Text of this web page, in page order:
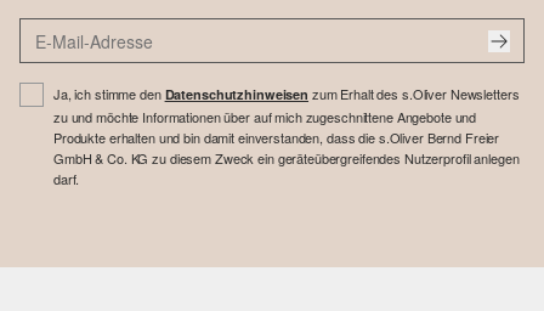
Ja, ich stimme den Datenschutzhinweisen zum Erhalt des s.Oliver Newsletters
zu und möchte Informationen über auf mich zugeschnittene Angebote und
Produkte erhalten und bin damit einverstanden, dass die s.Oliver Bernd Freier
GmbH & Co. KG zu diesem Zweck ein geräteübergreifendes Nutzerprofil anlegen
darf.